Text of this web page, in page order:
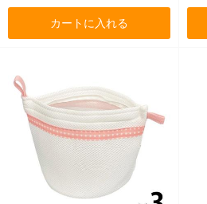
カートに入れる